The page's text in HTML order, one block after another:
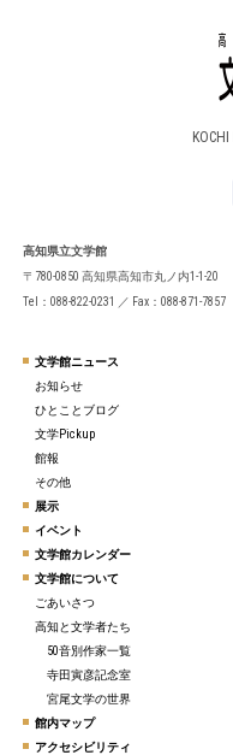
高知県立文学館
〒780-0850 高知県高知市丸ノ内1-1-20
Tel：088-822-0231 ／ Fax：088-871-7857
文学館ニュース
お知らせ
ひとことブログ
文学Pickup
館報
その他
展示
イベント
文学館カレンダー
文学館について
ごあいさつ
高知と文学者たち
50音別作家一覧
寺田寅彦記念室
宮尾文学の世界
館内マップ
アクセシビリティ